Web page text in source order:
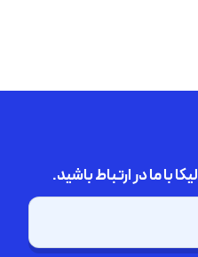
با ما در ارتباط باشید.